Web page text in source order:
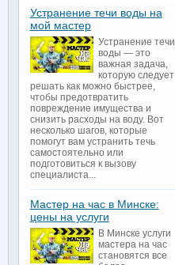
Устранение течи воды на
мой мастер
Устранение течи
воды — это
важная задача,
которую следует
решать как можно быстрее,
чтобы предотвратить
повреждение имущества и
снизить расходы на воду. Вот
несколько шагов, которые
помогут вам устранить течь
самостоятельно или
подготовиться к вызову
специалиста...
Мастер на час в Минске:
цены на услуги
В Минске услуги
мастера на час
становятся все